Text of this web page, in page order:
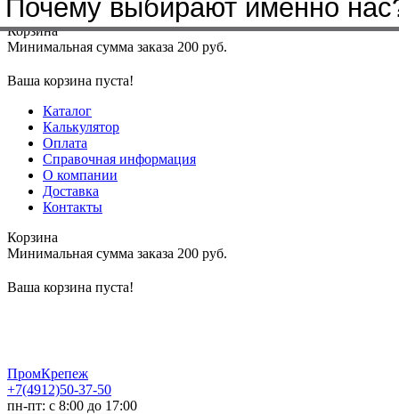
Меню+7(4912)50-37-50sbit@krep62.ru
Корзина
Минимальная сумма заказа 200 руб.
Ваша корзина пуста!
Каталог
Калькулятор
Оплата
Справочная информация
О компании
Доставка
Контакты
Корзина
Минимальная сумма заказа 200 руб.
Ваша корзина пуста!
ПромКрепеж
+7(4912)50-37-50
пн-пт: с 8:00 до 17:00
Почему выбирают именно